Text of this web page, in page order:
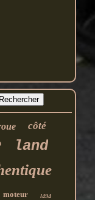
côté
land
moteur l494